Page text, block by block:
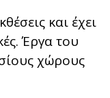
και έχει
Έργα του
χώρους